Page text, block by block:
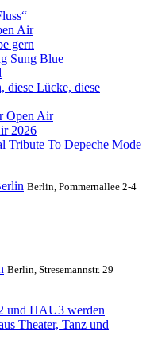
Air
gern
Sung Blue
diese Lücke, diese
Open Air
2026
Tribute To Depeche Mode
Berlin, Pommernallee 2-4
Berlin, Stresemannstr. 29
und HAU3 werden
Theater, Tanz und